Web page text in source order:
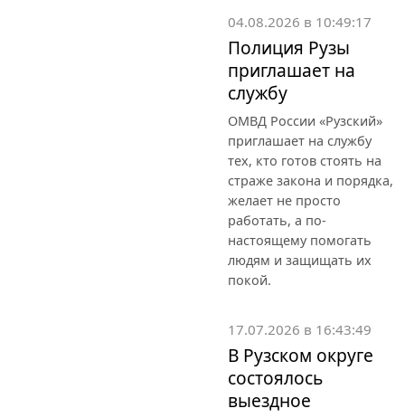
04.08.2026 в 10:49:17
Полиция Рузы
приглашает на
службу
ОМВД России «Рузский»
приглашает на службу
тех, кто готов стоять на
страже закона и порядка,
желает не просто
работать, а по-
настоящему помогать
людям и защищать их
покой.
17.07.2026 в 16:43:49
В Рузском округе
состоялось
выездное